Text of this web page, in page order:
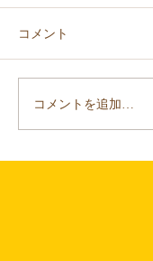
コメント
コメントを追加…